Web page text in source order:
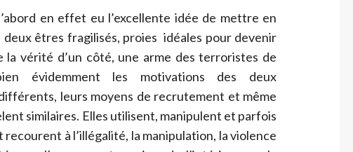
en effet eu l’excellente idée de mettre en
deux êtres fragilisés, proies idéales pour devenir
la vérité d’un côté, une arme des terroristes de
évidemment les motivations des deux
leurs moyens de recrutement et même
similaires. Elles utilisent, manipulent et parfois
à l’illégalité, la manipulation, la violence